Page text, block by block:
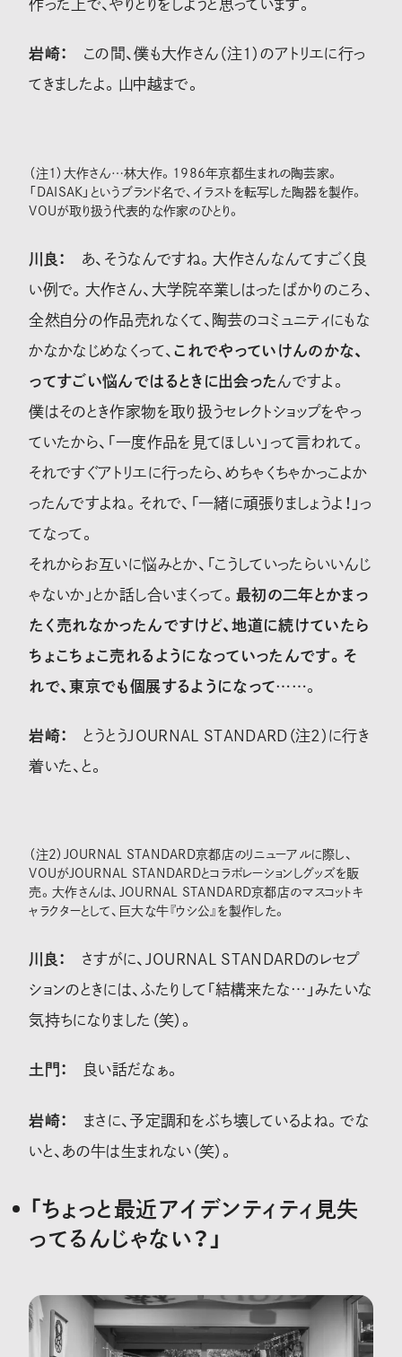
作った上で、やりとりをしようと思っています。
岩崎： この間、僕も大作さん （注1） のアトリエに行っ
てきましたよ。山中越まで。
（注1）大作さん…林大作。1986年京都生まれの陶芸家。
「DAISAK」というブランド名で、イラストを転写した陶器を製作。
VOUが取り扱う代表的な作家のひとり。
川良： あ、そうなんですね。大作さんなんてすごく良
い例で。大作さん、大学院卒業しはったばかりのころ、
全然自分の作品売れなくて、陶芸のコミュニティにもな
かなかなじめなくって、 これでやっていけんのかな、
ってすごい悩んではるときに出会ったんですよ。
僕はそのとき作家物を取り扱うセレクトショップをやっ
ていたから、「一度作品を見てほしい」って言われて。
それですぐアトリエに行ったら、めちゃくちゃかっこよか
ったんですよね。それで、「一緒に頑張りましょうよ！」っ
てなって。
それからお互いに悩みとか、「こうしていったらいいんじ
ゃないか」とか話し合いまくって。 最初の二年とかまっ
たく売れなかったんですけど、地道に続けていたら
ちょこちょこ売れるようになっていったんです。そ
れで、東京でも個展するようになって……。
岩崎： とうとうJOURNAL STANDARD （注2） に行き
着いた、と。
（注2）JOURNAL STANDARD京都店のリニューアルに際し、
VOUがJOURNAL STANDARDとコラボレーションしグッズを販
売。大作さんは、JOURNAL STANDARD京都店のマスコットキ
ャラクターとして、巨大な牛『ウシ公』を製作した。
川良： さすがに、JOURNAL STANDARDのレセプ
ションのときには、ふたりして「結構来たな…」みたいな
気持ちになりました（笑）。
土門： 良い話だなぁ。
岩崎： まさに、予定調和をぶち壊しているよね。でな
いと、あの牛は生まれない（笑）。
「ちょっと最近アイデンティティ見失
ってるんじゃない？」